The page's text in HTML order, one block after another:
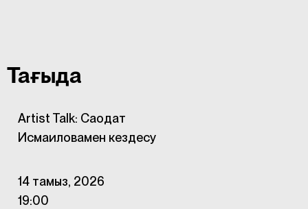
Тағыда
Artist Talk: Саодат
Исмаиловамен кездесу
14 тамыз, 2026
19:00